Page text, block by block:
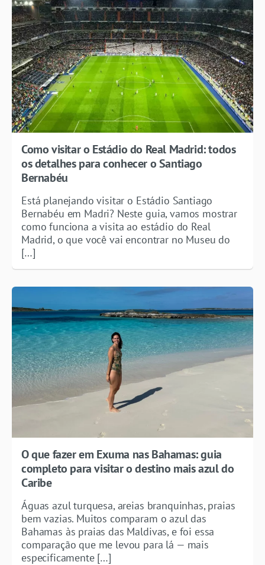
Como visitar o Estádio do Real Madrid: todos
os detalhes para conhecer o Santiago
Bernabéu
Está planejando visitar o Estádio Santiago
Bernabéu em Madri? Neste guia, vamos mostrar
como funciona a visita ao estádio do Real
Madrid, o que você vai encontrar no Museu do
[…]
O que fazer em Exuma nas Bahamas: guia
completo para visitar o destino mais azul do
Caribe
Águas azul turquesa, areias branquinhas, praias
bem vazias. Muitos comparam o azul das
Bahamas às praias das Maldivas, e foi essa
comparação que me levou para lá — mais
especificamente […]